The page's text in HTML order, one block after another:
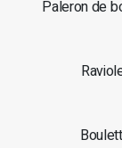
Paleron de